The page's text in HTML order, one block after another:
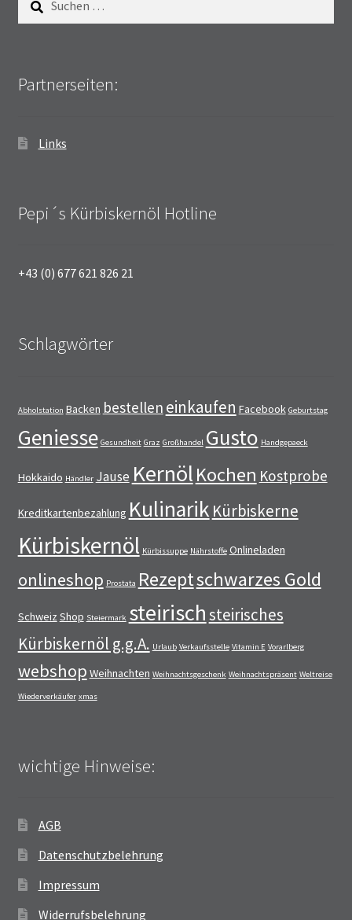
nach:
Partnerseiten:
Links
Pepi´s Kürbiskernöl Hotline
+43 (0) 677 621 826 21
Schlagwörter
Abholstation Backen bestellen einkaufen Facebook Geburtstag
Geniesse Gesundheit Graz Großhandel Gusto Handgepaeck
Hokkaido Händler Jause KernölKochen Kostprobe
Kreditkartenbezahlung Kulinarik Kürbiskerne
Kürbiskernöl Kürbissuppe Nährstoffe Onlineladen
onlineshop Prostata Rezeptschwarzes Gold
Schweiz Shop Steiermark steirischsteirisches
Kürbiskernöl g.g.A. Urlaub Verkaufsstelle Vitamin E Vorarlberg
webshop Weihnachten Weihnachtsgeschenk Weihnachtspräsent Weltreise
Wiederverkäufer xmas
wichtige Hinweise:
AGB
Datenschutzbelehrung
Impressum
Widerrufsbelehrung